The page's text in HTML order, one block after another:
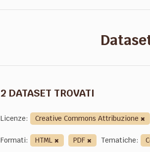
2 DATASET TROVATI
Licenze: Creative Commons Attribuzione
Formati:
HTML PDF Tematiche: